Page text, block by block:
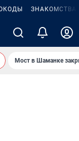
ЗНАКОМСТВА
Мост в Шаманке